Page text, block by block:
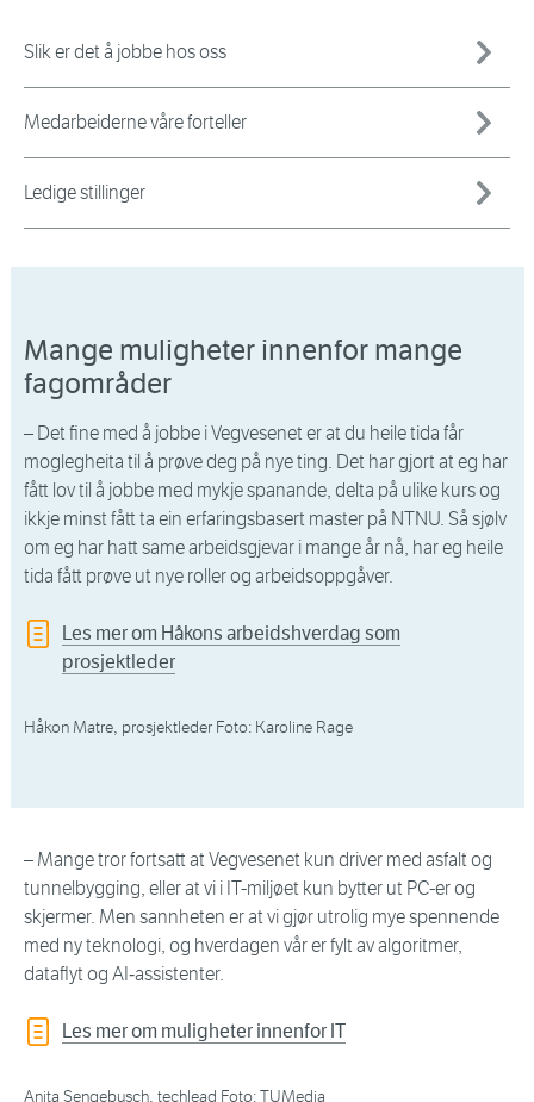
Slik er det å jobbe hos oss
Medarbeiderne våre forteller
Ledige stillinger
Mange muligheter innenfor mange
fagområder
– Det fine med å jobbe i Vegvesenet er at du heile tida får
moglegheita til å prøve deg på nye ting. Det har gjort at eg har
fått lov til å jobbe med mykje spanande, delta på ulike kurs og
ikkje minst fått ta ein erfaringsbasert master på NTNU. Så sjølv
om eg har hatt same arbeidsgjevar i mange år nå, har eg heile
tida fått prøve ut nye roller og arbeidsoppgåver.
Les mer om Håkons arbeidshverdag som
prosjektleder
Håkon Matre, prosjektleder Foto: Karoline Rage
– Mange tror fortsatt at Vegvesenet kun driver med asfalt og
tunnelbygging, eller at vi i IT-miljøet kun bytter ut PC-er og
skjermer. Men sannheten er at vi gjør utrolig mye spennende
med ny teknologi, og hverdagen vår er fylt av algoritmer,
dataflyt og AI‑assistenter.
Les mer om muligheter innenfor IT
Anita Sengebusch, techlead Foto: TUMedia